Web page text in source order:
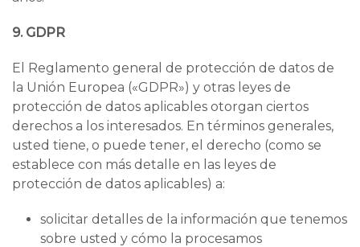
9. GDPR
El Reglamento general de protección de datos de
la Unión Europea («GDPR») y otras leyes de
protección de datos aplicables otorgan ciertos
derechos a los interesados. En términos generales,
usted tiene, o puede tener, el derecho (como se
establece con más detalle en las leyes de
protección de datos aplicables) a:
solicitar detalles de la información que tenemos
sobre usted y cómo la procesamos